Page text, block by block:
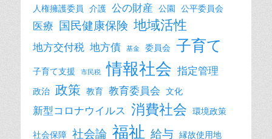
人権擁護委員 介護 公の財産 公園 公平委員会
医療 国民健康保険 地域活性
地方交付税 地方債 基金 委員会 子育て
子育て支援 市民税 情報社会 指定管理
政治 政策 教育 教育委員会 文化
新型コロナウイルス 消費社会 環境政策
社会保障 社会論 福祉 給与 縁故使用地